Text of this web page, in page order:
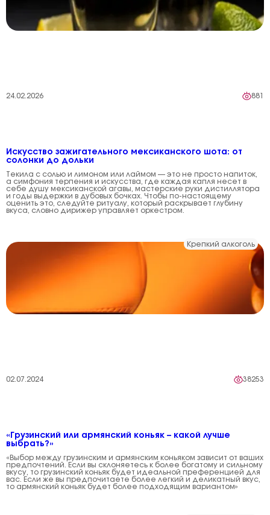
24.02.2026 881
Искусство зажигательного мексиканского шота: от
солонки до дольки
Текила с солью и лимоном или лаймом — это не просто напиток,
а симфония терпения и искусства, где каждая капля несет в
себе душу мексиканской агавы, мастерские руки дистиллятора
и годы выдержки в дубовых бочках. Чтобы по-настоящему
оценить это, следуйте ритуалу, который раскрывает глубину
вкуса, словно дирижер управляет оркестром.
Крепкий алкоголь
02.07.2024 38253
«Грузинский или армянский коньяк – какой лучше
выбрать?»
«Выбор между грузинским и армянским коньяком зависит от ваших
предпочтений. Если вы склоняетесь к более богатому и сильному
вкусу, то грузинский коньяк будет идеальной преференцией для
вас. Если же вы предпочитаете более легкий и деликатный вкус,
то армянский коньяк будет более подходящим вариантом»